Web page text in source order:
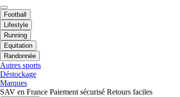
Football
Lifestyle
Running
Equitation
Randonnée
Autres sports
Déstockage
Marques
SAV en France Paiement sécurisé Retours faciles